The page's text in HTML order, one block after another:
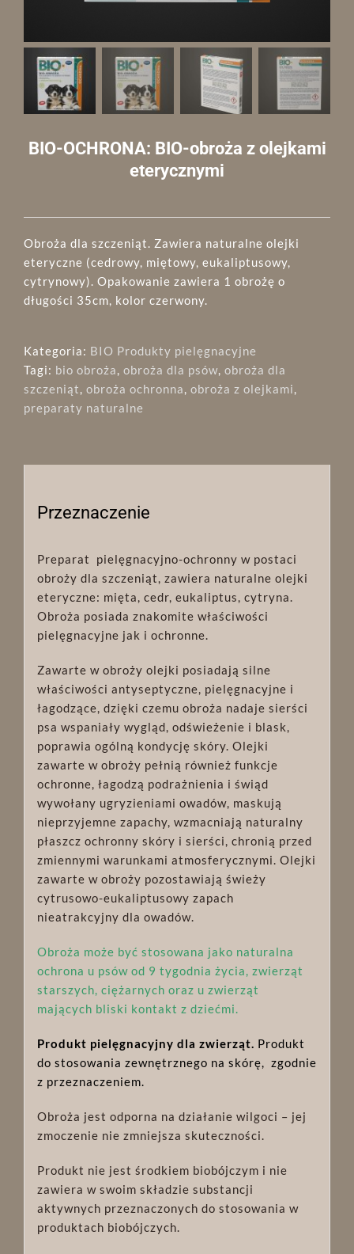
BIO-OCHRONA: BIO-obroża z olejkami
eterycznymi
Obroża dla szczeniąt. Zawiera naturalne olejki
eteryczne (cedrowy, miętowy, eukaliptusowy,
cytrynowy). Opakowanie zawiera 1 obrożę o
długości 35cm, kolor czerwony.
Kategoria: BIO Produkty pielęgnacyjne
Tagi: bio obroża, obroża dla psów, obroża dla
szczeniąt, obroża ochronna, obroża z olejkami,
preparaty naturalne
Przeznaczenie
Preparat pielęgnacyjno-ochronny w postaci
obroży dla szczeniąt, zawiera naturalne olejki
eteryczne: mięta, cedr, eukaliptus, cytryna.
Obroża posiada znakomite właściwości
pielęgnacyjne jak i ochronne.
Zawarte w obroży olejki posiadają silne
właściwości antyseptyczne, pielęgnacyjne i
łagodzące, dzięki czemu obroża nadaje sierści
psa wspaniały wygląd, odświeżenie i blask,
poprawia ogólną kondycję skóry. Olejki
zawarte w obroży pełnią również funkcje
ochronne, łagodzą podrażnienia i świąd
wywołany ugryzieniami owadów, maskują
nieprzyjemne zapachy, wzmacniają naturalny
płaszcz ochronny skóry i sierści, chronią przed
zmiennymi warunkami atmosferycznymi. Olejki
zawarte w obroży pozostawiają świeży
cytrusowo-eukaliptusowy zapach
nieatrakcyjny dla owadów.
Obroża może być stosowana jako naturalna
ochrona u psów od 9 tygodnia życia, zwierząt
starszych, ciężarnych oraz u zwierząt
mających bliski kontakt z dziećmi.
Produkt pielęgnacyjny dla zwierząt. Produkt
do stosowania zewnętrznego na skórę, zgodnie
z przeznaczeniem.
Obroża jest odporna na działanie wilgoci – jej
zmoczenie nie zmniejsza skuteczności.
Produkt nie jest środkiem biobójczym i nie
zawiera w swoim składzie substancji
aktywnych przeznaczonych do stosowania w
produktach biobójczych.